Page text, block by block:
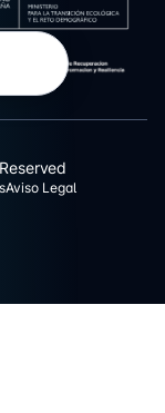
Aviso Legal